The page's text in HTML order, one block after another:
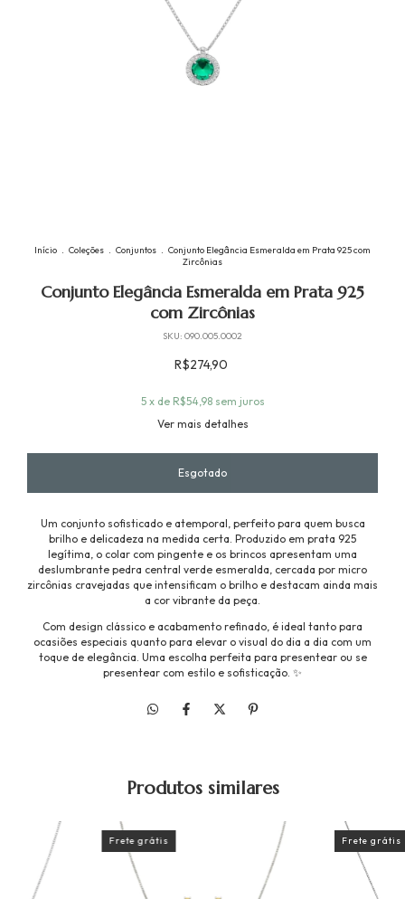
Início . Coleções . Conjuntos . Conjunto Elegância Esmeralda em Prata 925 com
Zircônias
Conjunto Elegância Esmeralda em Prata 925
com Zircônias
SKU: 090.005.0002
R$274,90
5 x de R$54,98 sem juros
Ver mais detalhes
Um conjunto sofisticado e atemporal, perfeito para quem busca
brilho e delicadeza na medida certa. Produzido em prata 925
legítima, o colar com pingente e os brincos apresentam uma
deslumbrante pedra central verde esmeralda, cercada por micro
zircônias cravejadas que intensificam o brilho e destacam ainda mais
a cor vibrante da peça.
Com design clássico e acabamento refinado, é ideal tanto para
ocasiões especiais quanto para elevar o visual do dia a dia com um
toque de elegância. Uma escolha perfeita para presentear ou se
presentear com estilo e sofisticação. ✨
Produtos similares
Frete grátis Frete grátis